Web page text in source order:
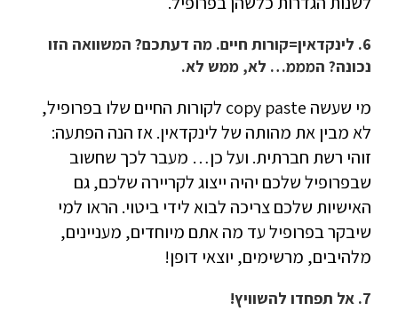
6. לינקדאין=קורות חיים. מה דעתכם? המשוואה הזו
נכונה? המממ… לא, ממש לא.
מי שעשה copy paste לקורות החיים שלו בפרופיל,
לא מבין את מהותה של לינקדאין. אז הנה הפתעה:
זוהי רשת חברתית. ועל כן… מעבר לכך שחשוב
שבפרופיל שלכם יהיה ייצוג לקריירה שלכם, גם
האישיות שלכם צריכה לבוא לידי ביטוי. הראו למי
שיבקר בפרופיל עד מה אתם מיוחדים, מעניינים,
מלהיבים, מרשימים, יוצאי דופן!
7. אל תפחדו להשוויץ!